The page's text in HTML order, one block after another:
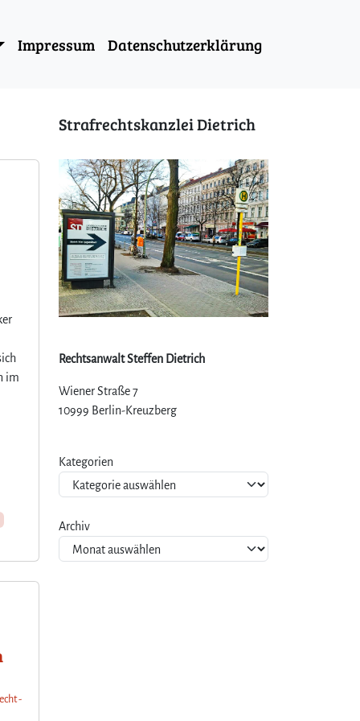
Impressum Datenschutzerklärung
im
-
Strafrechtskanzlei Dietrich
Rechtsanwalt Steffen Dietrich
Wiener Straße 7
10999 Berlin-Kreuzberg
Kategorien
Archiv